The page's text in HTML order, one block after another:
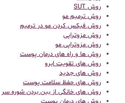
روش SUT
روش ترمیم مو
روش فیکس کردن مو در ترمیم
روش مزوتراپی
روش مزوتراپی مو
روش ها و راه های درمان پوست
روش های تقویت ابرو
روش های جدید
روش های حفظ سلامت پوست
روش های خانگی از بین بردن شوره سر